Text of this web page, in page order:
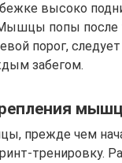
высоко
попы после
порог,
забегом.
мышц
прежде чем
тренировку.